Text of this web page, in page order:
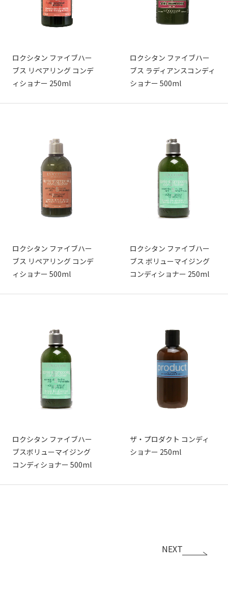
ロクシタン ファイブハー
ブス リペアリング コンデ
ィショナー 250ml
ロクシタン ファイブハー
ブス ラディアンスコンディ
ショナー 500ml
ロクシタン ファイブハー
ブス リペアリング コンデ
ィショナー 500ml
ロクシタン ファイブハー
ブス ボリューマイジング
コンディショナー 250ml
ロクシタン ファイブハー
ブスボリューマイジング
コンディショナー 500ml
ザ・プロダクト コンディ
ショナー 250ml
NEXT